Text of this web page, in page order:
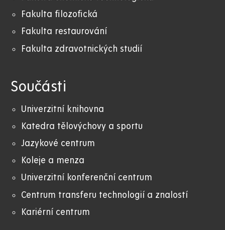
Fakulta filozofická
Fakulta restaurování
Fakulta zdravotnických studií
Součásti
Univerzitní knihovna
Katedra tělovýchovy a sportu
Jazykové centrum
Koleje a menza
Univerzitní konferenční centrum
Centrum transferu technologií a znalostí
Kariérní centrum